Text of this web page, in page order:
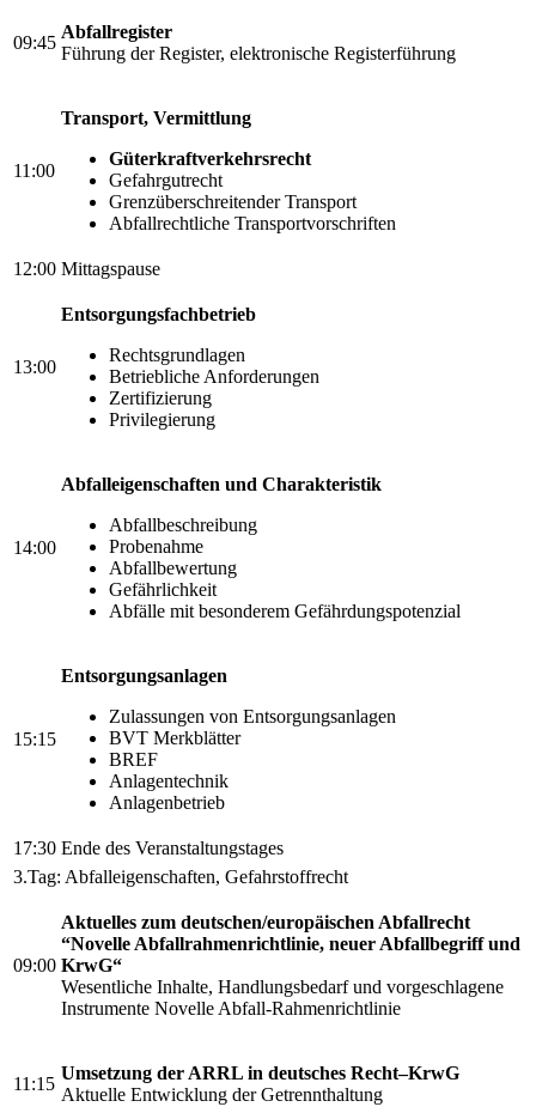
09:45
Abfallregister
Führung der Register, elektronische Registerführung
11:00
Transport, Vermittlung
Güterkraftverkehrsrecht
Gefahrgutrecht
Grenzüberschreitender Transport
Abfallrechtliche Transportvorschriften
12:00 Mittagspause
13:00
Entsorgungsfachbetrieb
Rechtsgrundlagen
Betriebliche Anforderungen
Zertifizierung
Privilegierung
14:00
Abfalleigenschaften und Charakteristik
Abfallbeschreibung
Probenahme
Abfallbewertung
Gefährlichkeit
Abfälle mit besonderem Gefährdungspotenzial
15:15
Entsorgungsanlagen
Zulassungen von Entsorgungsanlagen
BVT Merkblätter
BREF
Anlagentechnik
Anlagenbetrieb
17:30 Ende des Veranstaltungstages
3.Tag: Abfalleigenschaften, Gefahrstoffrecht
09:00
Aktuelles zum deutschen/europäischen Abfallrecht
“Novelle Abfallrahmenrichtlinie, neuer Abfallbegriff und
KrwG“
Wesentliche Inhalte, Handlungsbedarf und vorgeschlagene
Instrumente Novelle Abfall-Rahmenrichtlinie
11:15
Umsetzung der ARRL in deutsches Recht–KrwG
Aktuelle Entwicklung der Getrennthaltung